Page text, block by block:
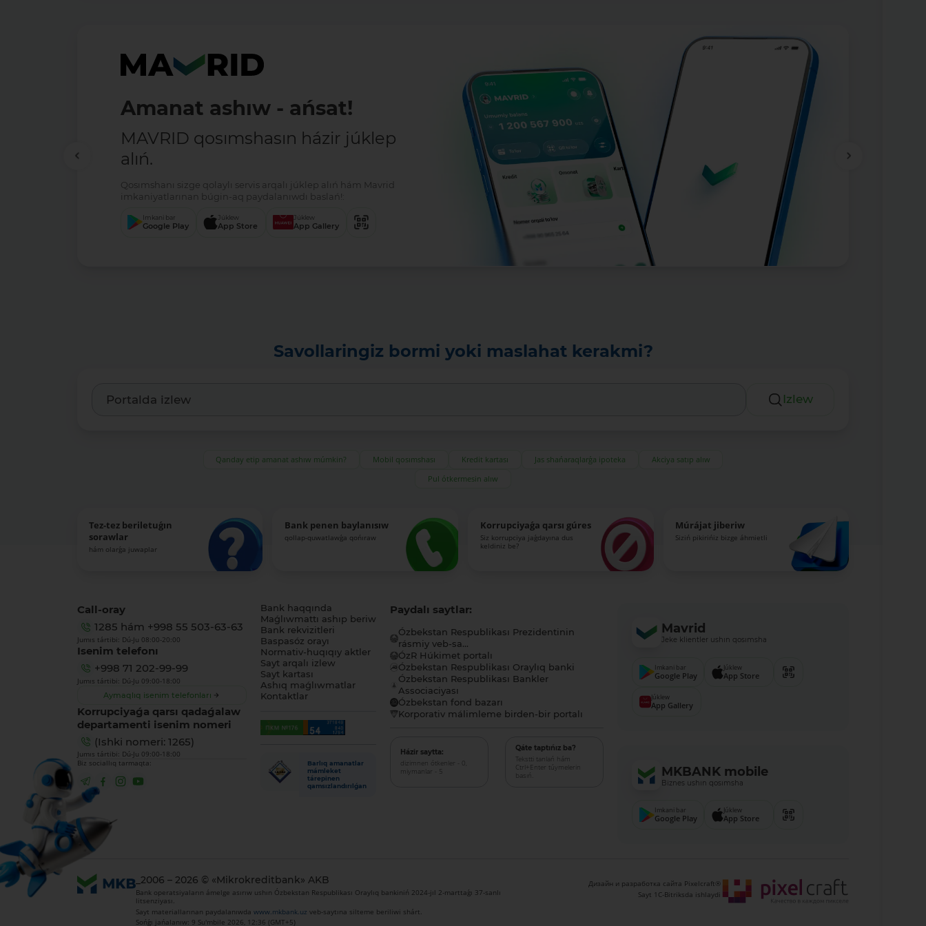
Amanat ashıw - ańsat!
MAVRID qosımshasın házir júklep
alıń.
Qosımshanı sizge qolaylı servis arqalı júklep alıń hám Mavrid
imkaniyatlarınan búgin-aq paydalanıwdı baslań!:
Imkani bar
Google Play
Júklew
App Store
Júklew
App Gallery
Savollaringiz bormi yoki maslahat kerakmi?
Izlew
Qanday etip amanat ashıw múmkin? Mobil qosımshası Kredit kartası Jas shańaraqlarǵa ipoteka
Akciya satıp alıw
Pul ótkermesin alıw
Tez-tez beriletuǵın
sorawlar
hám olarǵa juwaplar
Bank penen baylanısıw
qollap-quwatlawǵa qońıraw
Korrupciyaǵa qarsı gúres
Siz korrupciya jaǵdayına dus
keldiniz be?
Múrájat jiberiw
Siziń pikirińiz bizge áhmietli
Call-oray
1285 hám +998 55 503-63-63
Jumıs tártibi: Dú-Ju 08:00-20:00
Isenim telefonı
+998 71 202-99-99
Jumıs tártibi: Dú-Ju 09:00-18:00
Aymaqlıq isenim telefonları
Korrupciyaǵa qarsı qadaǵalaw
departamenti isenim nomeri
(Ishki nomeri: 1265)
Jumıs tártibi: Dú-Ju 09:00-18:00
Biz sociallıq tarmaqta:
Bank haqqında
Maǵlıwmattı ashıp beriw
Bank rekvizitleri
Baspasóz orayı
Normativ-huqıqıy aktler
Sayt arqalı izlew
Sayt kartası
Ashıq maǵlıwmatlar
Kontaktlar
Barlıq amanatlar
mámleket
tárepinen
qamsızlandırılǵan
Paydalı saytlar:
Ózbekstan Respublikası Prezidentinin
rásmiy veb-sa...
ÓzR Húkimet portalı
Ózbekstan Respublikası Oraylıq banki
Ózbekstan Respublikası Bankler
Associaciyası
Ózbekstan fond bazarı
Korporativ málimleme birden-bir portalı
Házir saytta:
dizimnen ótkenler - 0,
miymanlar - 5
Qáte taptıńız ba?
Tekstti tanlań hám
Ctrl+Enter túymelerin
basıń.
Mavrid
Jeke klientler ushın qosımsha
Imkani bar
Google Play
Júklew
App Store
Júklew
App Gallery
MKBANK mobile
Biznes ushın qosımsha
Imkani bar
Google Play
Júklew
App Store
_2006 – 2026 © «Mikrokreditbank» AKB
Bank operatsiyaların ámelge asırıw ushın Ózbekstan Respublikası Oraylıq bankiniń 2024-jıl 2-marttaǵı 37-sanlı
litsenziyası.
Sayt materiallarınan paydalanıwdawww.mkbank.uz veb-saytına silteme beriliwi shárt.
Sońǵı jańalanıw: 9 Su'mbile 2026, 12:36 (GMT+5)
Дизайн и разработка сайта Pixelcraft®
Sayt 1C-Bitriksda ishlaydi